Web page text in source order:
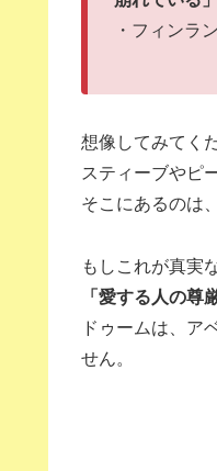
・フィンラ
想像してみてく
スティーブやピ
そこにあるのは
もしこれが真実
「愛する人の尊
ドゥームは、ア
せん。